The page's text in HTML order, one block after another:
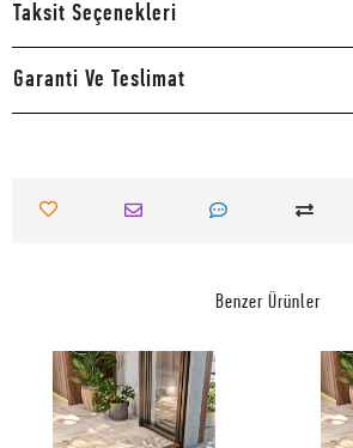
Taksit Seçenekleri
Garanti Ve Teslimat
Benzer Ürünler